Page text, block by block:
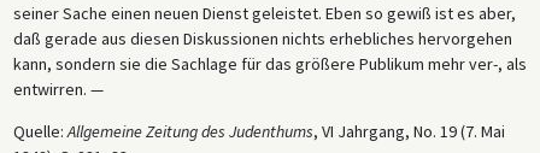
seiner Sache einen neuen Dienst geleistet. Eben so gewiß ist es aber,
daß gerade aus diesen Diskussionen nichts erhebliches hervorgehen
kann, sondern sie die Sachlage für das größere Publikum mehr ver-, als
entwirren. —
Quelle: Allgemeine Zeitung des Judenthums, VI Jahrgang, No. 19 (7. Mai